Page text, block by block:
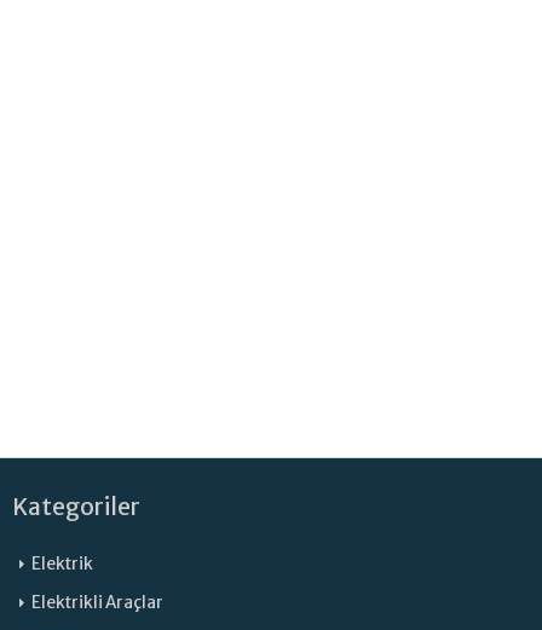
Kategoriler
Elektrik
Elektrikli Araçlar